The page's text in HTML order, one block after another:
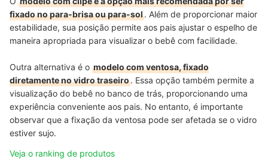
fixado no para-brisa ou para-sol. Além de proporcionar maior
estabilidade, sua posição permite aos pais ajustar o espelho de
maneira apropriada para visualizar o bebê com facilidade.
Outra alternativa é o modelo com ventosa, fixado
diretamente no vidro traseiro. Essa opção também permite a
visualização do bebê no banco de trás, proporcionando uma
experiência conveniente aos pais. No entanto, é importante
observar que a fixação da ventosa pode ser afetada se o vidro
estiver sujo.
Veja o ranking de produtos